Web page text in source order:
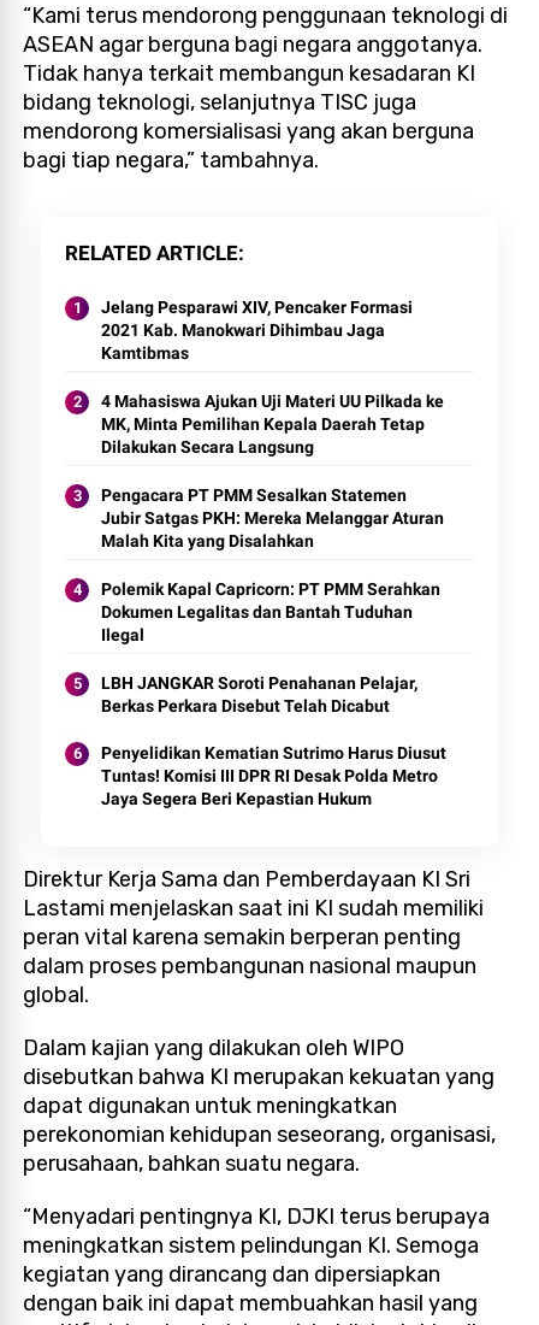
“Kami terus mendorong penggunaan teknologi di
ASEAN agar berguna bagi negara anggotanya.
Tidak hanya terkait membangun kesadaran KI
bidang teknologi, selanjutnya TISC juga
mendorong komersialisasi yang akan berguna
bagi tiap negara,” tambahnya.
RELATED ARTICLE
Jelang Pesparawi XIV, Pencaker Formasi
2021 Kab. Manokwari Dihimbau Jaga
Kamtibmas
4 Mahasiswa Ajukan Uji Materi UU Pilkada ke
MK, Minta Pemilihan Kepala Daerah Tetap
Dilakukan Secara Langsung
Pengacara PT PMM Sesalkan Statemen
Jubir Satgas PKH: Mereka Melanggar Aturan
Malah Kita yang Disalahkan
Polemik Kapal Capricorn: PT PMM Serahkan
Dokumen Legalitas dan Bantah Tuduhan
Ilegal
LBH JANGKAR Soroti Penahanan Pelajar,
Berkas Perkara Disebut Telah Dicabut
Penyelidikan Kematian Sutrimo Harus Diusut
Tuntas! Komisi III DPR RI Desak Polda Metro
Jaya Segera Beri Kepastian Hukum
Direktur Kerja Sama dan Pemberdayaan KI Sri
Lastami menjelaskan saat ini KI sudah memiliki
peran vital karena semakin berperan penting
dalam proses pembangunan nasional maupun
global.
Dalam kajian yang dilakukan oleh WIPO
disebutkan bahwa KI merupakan kekuatan yang
dapat digunakan untuk meningkatkan
perekonomian kehidupan seseorang, organisasi,
perusahaan, bahkan suatu negara.
“Menyadari pentingnya KI, DJKI terus berupaya
meningkatkan sistem pelindungan KI. Semoga
kegiatan yang dirancang dan dipersiapkan
dengan baik ini dapat membuahkan hasil yang